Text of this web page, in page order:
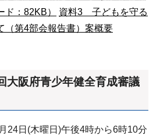
：82KB）
資料3 子どもを守る
（第4部会報告書）案概要
大阪府青少年健全育成審議
24日(木曜日)午後4時から6時10分